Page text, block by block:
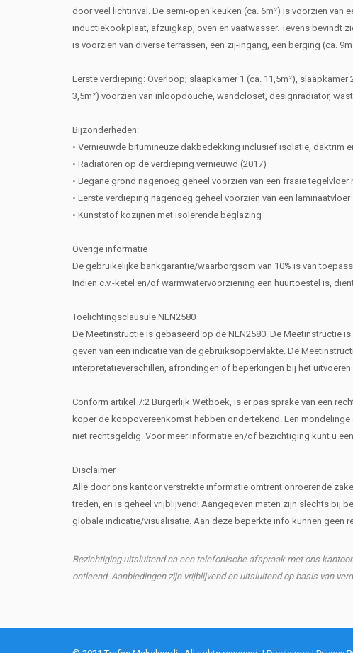
door veel lichtinval. De semi-open keuken (ca. 6m²) is voorzien
inductiekookplaat, afzuigkap, oven en vaatwasser. Tevens bevindt
is voorzien van diverse terrassen, een zij-ingang, een berging (ca.
Eerste verdieping: Overloop; slaapkamer 1 (ca. 11,5m²),
3,5m²) voorzien van inloopdouche, wandcloset, designradiator,
Bijzonderheden:
• Vernieuwde bitumineuze dakbedekking inclusief isolatie, daktrim
• Radiatoren op de verdieping vernieuwd (2017)
• Begane grond nagenoeg geheel voorzien van een fraaie
• Eerste verdieping nagenoeg geheel voorzien van een laminaatvloer
• Kunststof kozijnen met isolerende beglazing
Overige informatie
De gebruikelijke bankgarantie/waarborgsom van 10% is van
Indien c.v.-ketel en/of warmwatervoorziening een huurtoestel is,
Toelichtingsclausule NEN2580
De Meetinstructie is gebaseerd op de NEN2580. De Meetinstructie
geven van een indicatie van de gebruiksoppervlakte. De
interpretatieverschillen, afrondingen of beperkingen bij het uitvoeren
Conform artikel 7:2 Burgerlijk Wetboek, is er pas sprake van een
koper de koopovereenkomst hebben ondertekend. Een
niet rechtsgeldig. Voor meer informatie en/of bezichtiging kunt u
Disclaimer
Alle door ons kantoor verstrekte informatie omtrent onroerende
treden, en is geheel vrijblijvend! Aangegeven maten zijn slechts bij
globale indicatie/visualisatie. Aan deze beperkte info kunnen geen
Bezichtiging uitsluitend na een telefonische afspraak met ons
ontleend. Aanbiedingen zijn vrijblijvend en uitsluitend op basis van